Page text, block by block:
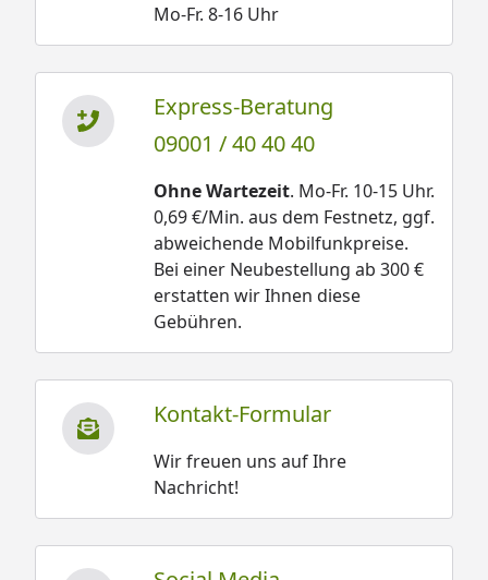
Dachkranz
Karibu Sauna Askja 9 kw Ofen mit integr.
Steuerung Montageanleitung
Steuergerät Montageanleitung
Karibu Sauna Askja Bio-Kombiofen inkl.
Steuergerät Montageanleitung
Karibu Sauna Askja 9 kw Bio-Kombiofen
Schaltplan
Karibu Steuergerät Easy Montageanleitung
Karibu Exemplarischer Silikonkabel-
Verlegungsplan
Karibu Sauna Askja Technische Daten
Energielabel für LED Spots im Dachkranz
Mo-Fr. 8-16 Uhr
Express-Beratung
09001 / 40 40 40
Ohne Wartezeit. Mo-Fr. 10-15 Uhr.
0,69 €/Min. aus dem Festnetz, ggf.
abweichende Mobilfunkpreise.
Bei einer Neubestellung ab 300 €
erstatten wir Ihnen diese
Gebühren.
Kontakt-Formular
Wir freuen uns auf Ihre
Nachricht!